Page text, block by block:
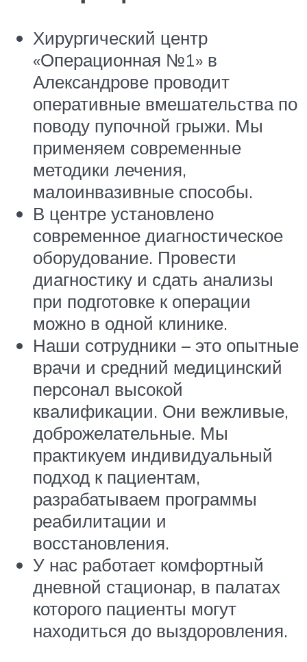
Хирургический центр
«Операционная №1» в
Александрове проводит
оперативные вмешательства по
поводу пупочной грыжи. Мы
применяем современные
методики лечения,
малоинвазивные способы.
В центре установлено
современное диагностическое
оборудование. Провести
диагностику и сдать анализы
при подготовке к операции
можно в одной клинике.
Наши сотрудники – это опытные
врачи и средний медицинский
персонал высокой
квалификации. Они вежливые,
доброжелательные. Мы
практикуем индивидуальный
подход к пациентам,
разрабатываем программы
реабилитации и
восстановления.
У нас работает комфортный
дневной стационар, в палатах
которого пациенты могут
находиться до выздоровления.